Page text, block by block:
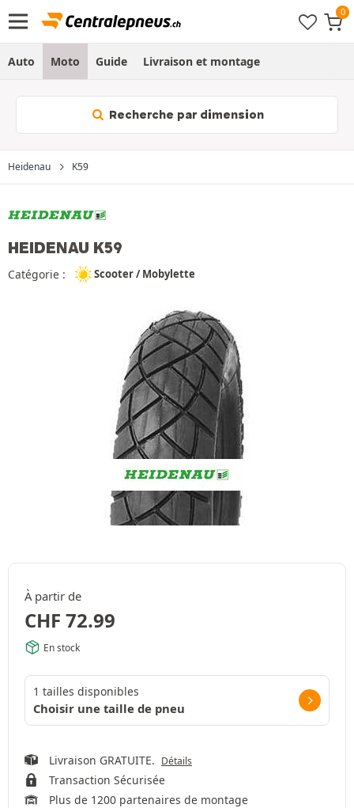
Auto Moto Guide Livraison et montage
Recherche par dimension
Heidenau K59
HEIDENAU K59
Catégorie : Scooter / Mobylette
À partir de
CHF 72.99
En stock
1 tailles disponibles
Choisir une taille de pneu
Livraison GRATUITE. Détails
Transaction Sécurisée
Plus de 1200 partenaires de montage